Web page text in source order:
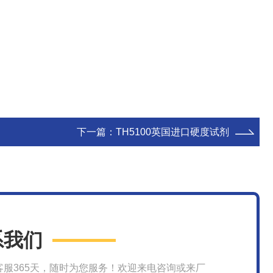
下一篇： TH5100英国进口硬度试剂
们
服365天，随时为您服务！欢迎来电咨询或来厂